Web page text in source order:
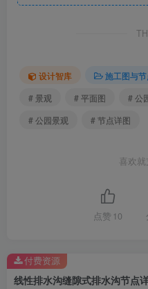
钢构件剖面图二.jpg
设计智库
施工图与
# 景观
# 平面图 # 公
# 公园景观
# 节点详图
喜欢
点赞 10
线性排水沟缝隙式排水沟节点
付费资源